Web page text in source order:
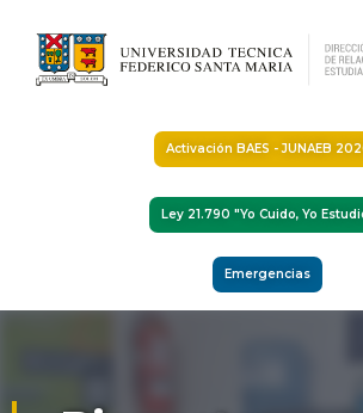
Activación BAES - JUNAEB
Ley 21.790 "Yo Cuido, Yo
Emergencias